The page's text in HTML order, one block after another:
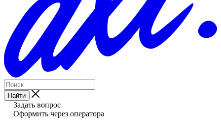
Найти
Задать вопрос
Оформить через оператора